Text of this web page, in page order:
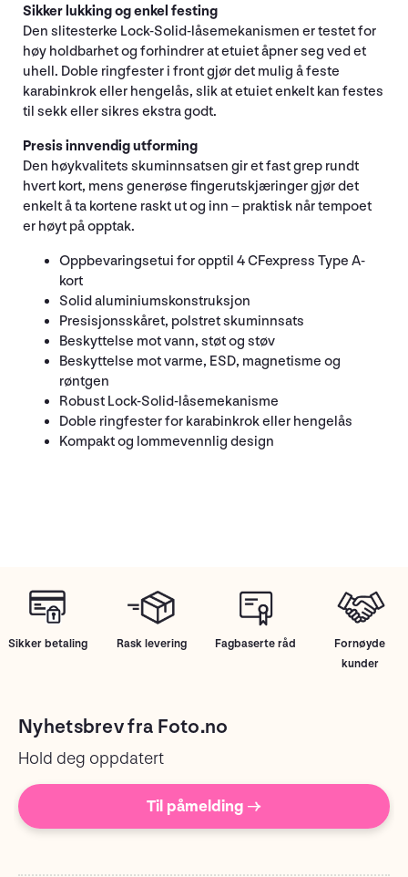
Sikker lukking og enkel festing
Den slitesterke Lock-Solid-låsemekanismen er testet for
høy holdbarhet og forhindrer at etuiet åpner seg ved et
uhell. Doble ringfester i front gjør det mulig å feste
karabinkrok eller hengelås, slik at etuiet enkelt kan festes
til sekk eller sikres ekstra godt.
Presis innvendig utforming
Den høykvalitets skuminnsatsen gir et fast grep rundt
hvert kort, mens generøse fingerutskjæringer gjør det
enkelt å ta kortene raskt ut og inn – praktisk når tempoet
er høyt på opptak.
Oppbevaringsetui for opptil 4 CFexpress Type A-
kort
Solid aluminiumskonstruksjon
Presisjonsskåret, polstret skuminnsats
Beskyttelse mot vann, støt og støv
Beskyttelse mot varme, ESD, magnetisme og
røntgen
Robust Lock-Solid-låsemekanisme
Doble ringfester for karabinkrok eller hengelås
Kompakt og lommevennlig design
Sikker betaling Rask levering Fagbaserte råd
Fornøyde
kunder
Nyhetsbrev fra Foto.no
Hold deg oppdatert
Til påmelding →